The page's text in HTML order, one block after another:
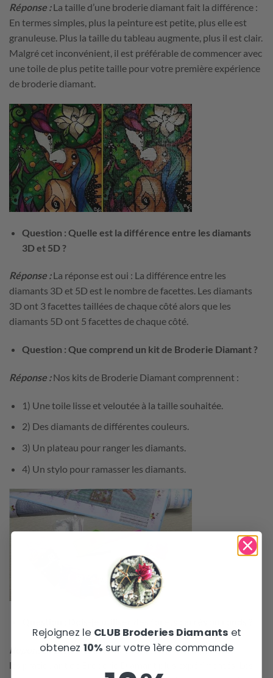
Réponse : La taille d’une broderie diamant fait la différence :
En termes simples, plus la peinture est petite, plus elle est
granuleuse. Plus la taille du tableau augmente, plus il est clair.
Malgré cet inconvénient, il est préférable de commencer avec
une toile de plus petite taille pour votre première expérience
de broderie diamant.
Question : Quelle est la différence entre les diamants
3D et 5D ?
Réponse :La réponse est oui : La différence entre les
diamants 3D et 5D est le nombre de facettes. Les diamants
3D ont 3 facettes taillées de chaque côté alors que les
diamants 5D ont 5 facettes de chaque côté.
Question : Que comprend un kit de Broderie Diamant ?
Réponse : Nos kits de Broderie Diamant comprennent :
1) Une toile lisse et veloutée à la taille souhaitée.
2) Des diamants de différentes couleurs.
3) Un plateau pour ranger les diamants.
4) Un stylo pour ramasser les diamants.
Réponse : Les perceuses carrées sont préférables pour
les pratiquant de Broderie Diamant plus expérimentés. Les
Rejoignez le CLUB Broderies Diamantset
obtenez 10% sur votre 1ère commande